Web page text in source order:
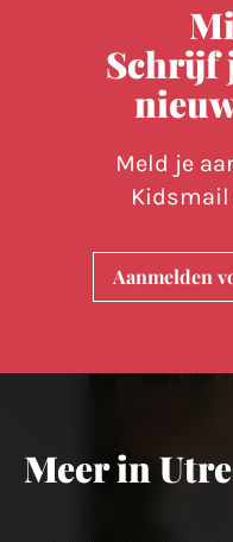
Schrijf
Meld je
Aanmelden
Meer in